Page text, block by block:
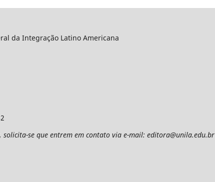
da Integração Latino Americana
se que entrem em contato via e-mail: editora@unila.edu.br